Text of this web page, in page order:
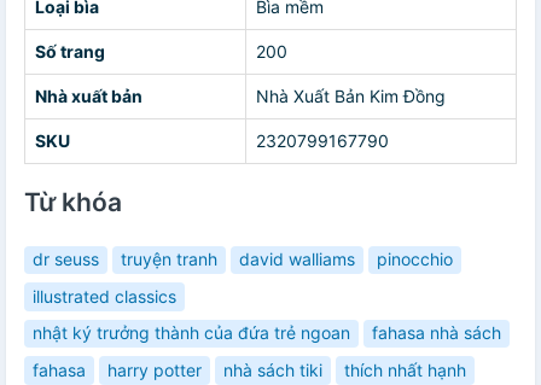
Loại bìa Bìa mềm
Số trang 200
Nhà xuất bản Nhà Xuất Bản Kim Đồng
SKU 2320799167790
Từ khóa
dr seuss truyện tranh david walliams
pinocchio
illustrated classics
nhật ký trưởng thành của đứa trẻ ngoan
fahasa nhà sách
fahasa
harry potter nhà sách tiki
thích nhất hạnh